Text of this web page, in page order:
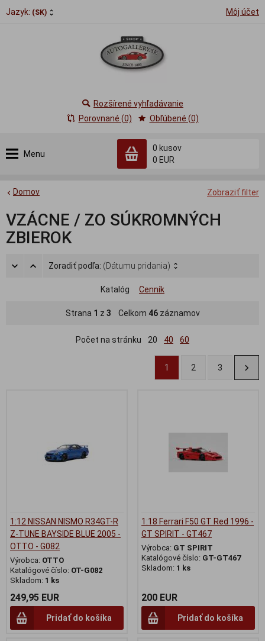
Jazyk: (SK) Môj účet
Menu
0 kusov
0 EUR
Rozšírené vyhľadávanie
Porovnané (0)
Obľúbené (0)
Zobraziť filter
Domov
VZÁCNE / ZO SÚKROMNÝCH
ZBIEROK
Zoradiť podľa: (Dátumu pridania)
Katalóg Cenník
Strana 1 z 3 Celkom 46záznamov
Počet na stránku 20 40 60
1 2 3
1:12 NISSAN NISMO R34GT-R
Z-TUNE BAYSIDE BLUE 2005 -
OTTO - G082
Výrobca: OTTO
Katalógové číslo: OT-G082
Skladom: 1 ks
249,95 EUR
Pridať do košíka
1:18 Ferrari F50 GT Red 1996 -
GT SPIRIT - GT467
Výrobca: GT SPIRIT
Katalógové číslo: GT-GT467
Skladom: 1 ks
200 EUR
Pridať do košíka